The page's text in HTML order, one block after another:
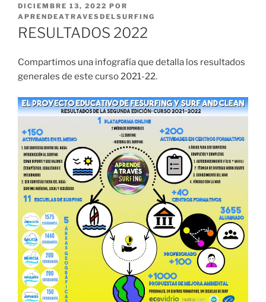
PUBLICADO
EL
DICIEMBRE 13, 2022 POR
APRENDEATRAVESDELSURFING
RESULTADOS 2022
Compartimos una infografía que detalla los resultados
generales de este curso 2021-22.